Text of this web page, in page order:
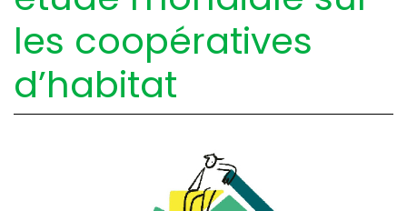
les coopératives
d’habitat